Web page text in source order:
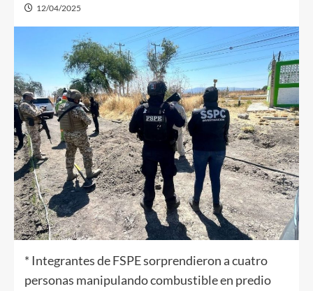
12/04/2025
* Integrantes de FSPE sorprendieron a cuatro
personas manipulando combustible en predio